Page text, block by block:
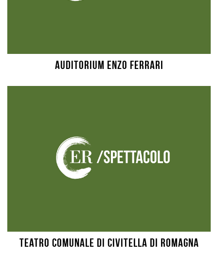
AUDITORIUM ENZO FERRARI
Teatro Comunale di Civitella di Romagna